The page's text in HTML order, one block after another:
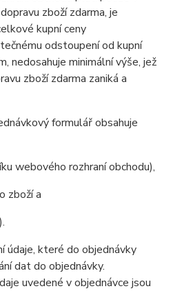
zboží zdarma, je
kupní ceny
odstoupení od kupní
nedosahuje minimální výše, jež
zboží zdarma zaniká a
formulář obsahuje
webového rozhraní obchodu),
zboží a
údaje, které do objednávky
dat do objednávky.
uvedené v objednávce jsou